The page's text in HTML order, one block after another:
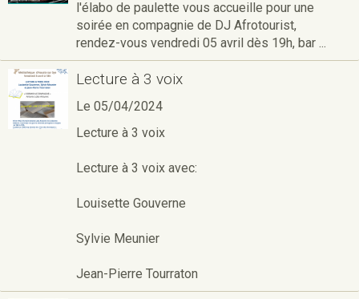
l'élabo de paulette vous accueille pour une
soirée en compagnie de DJ Afrotourist,
rendez-vous vendredi 05 avril dès 19h, bar ...
Lecture à 3 voix
Le 05/04/2024
Lecture à 3 voix
Lecture à 3 voix avec:
Louisette Gouverne
Sylvie Meunier
Jean-Pierre Tourraton